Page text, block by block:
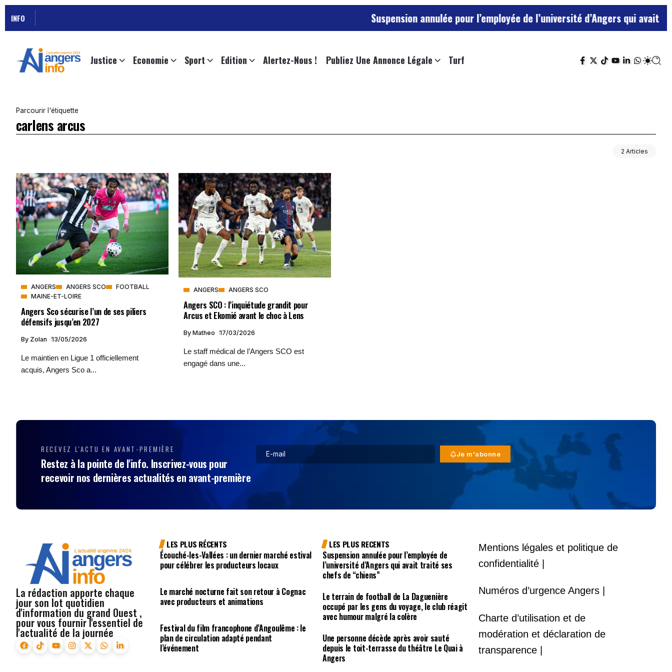
INFO Suspension annulée pour l’employée de l’université d’Angers qui avait traité
Justice Economie Sport Edition Alertez-Nous ! Publiez Une Annonce Légale Turf
Parcourir l'étiquette
carlens arcus
2 Articles
ANGERS ANGERS SCO
FOOTBALL
MAINE-ET-LOIRE
Angers Sco sécurise l’un de ses piliers
défensifs jusqu’en 2027
By Zolan 13/05/2026
Le maintien en Ligue 1 officiellement
acquis, Angers Sco a...
ANGERS ANGERS SCO
Angers SCO : l’inquiétude grandit pour
Arcus et Ekomié avant le choc à Lens
By Matheo 17/03/2026
Le staff médical de l’Angers SCO est
engagé dans une...
RECEVEZ L'ACTU EN AVANT-PREMIÈRE
Restez à la pointe de l'info. Inscrivez-vous pour
recevoir nos dernières actualités en avant-première
Je m'abonne
La rédaction apporte chaque
jour son lot quotidien
d'information du grand Ouest ,
pour vous fournir l'essentiel de
l'actualité de la journée
LES PLUS RÉCENTS
Écouché-les-Vallées : un dernier marché estival
pour célébrer les producteurs locaux
Le marché nocturne fait son retour à Cognac
avec producteurs et animations
Festival du film francophone d’Angoulême : le
plan de circulation adapté pendant
l’événement
LES PLUS RECENTS
Suspension annulée pour l’employée de
l’université d’Angers qui avait traité ses
chefs de “chiens”
Le terrain de football de La Daguenière
occupé par les gens du voyage, le club réagit
avec humour malgré la colère
Une personne décède après avoir sauté
depuis le toit-terrasse du théâtre Le Quai à
Angers
Mentions légales et politique de
confidentialité |
Numéros d’urgence Angers |
Charte d’utilisation et de
modération et déclaration de
transparence |